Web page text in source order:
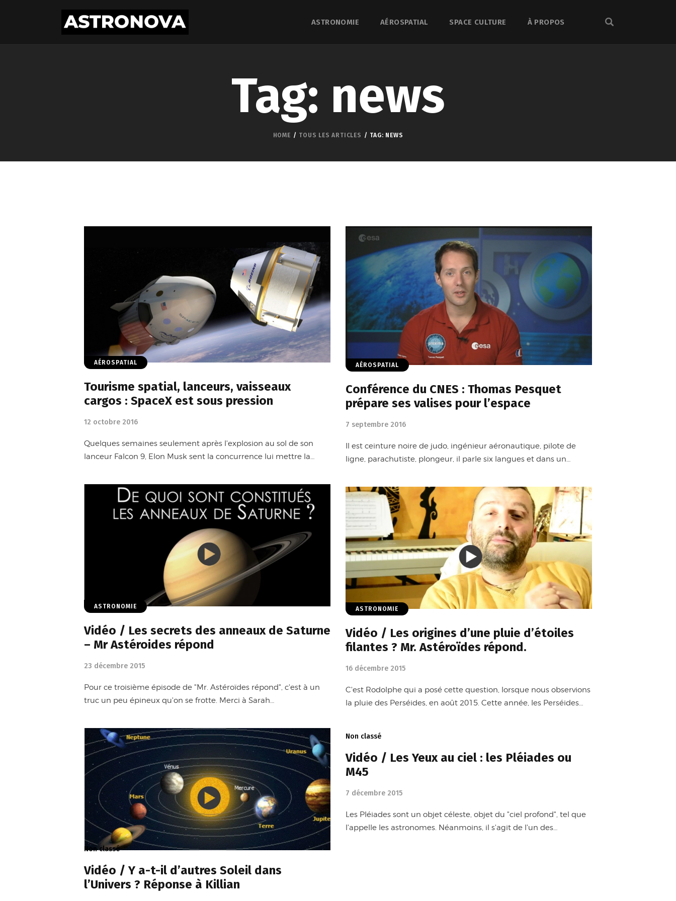
ASTRONOMIE AÉROSPATIAL SPACE CULTURE À PROPOS
Tag: news
HOME TOUS LES ARTICLES TAG: NEWS
AÉROSPATIAL
Tourisme spatial, lanceurs, vaisseaux
cargos : SpaceX est sous pression
12 octobre 2016
Quelques semaines seulement après l'explosion au sol de son
lanceur Falcon 9, Elon Musk sent la concurrence lui mettre la…
AÉROSPATIAL
Conférence du CNES : Thomas Pesquet
prépare ses valises pour l’espace
7 septembre 2016
Il est ceinture noire de judo, ingénieur aéronautique, pilote de
ligne, parachutiste, plongeur, il parle six langues et dans un…
ASTRONOMIE
Vidéo / Les secrets des anneaux de Saturne
– Mr Astéroides répond
23 décembre 2015
Pour ce troisième épisode de "Mr. Astéroïdes répond", c'est à un
truc un peu épineux qu'on se frotte. Merci à Sarah…
ASTRONOMIE
Vidéo / Les origines d’une pluie d’étoiles
filantes ? Mr. Astéroïdes répond.
16 décembre 2015
C'est Rodolphe qui a posé cette question, lorsque nous observions
la pluie des Perséides, en août 2015. Cette année, les Perséides…
Non classé
Vidéo / Y a-t-il d’autres Soleil dans
l’Univers ? Réponse à Killian
Non classé
Vidéo / Les Yeux au ciel : les Pléiades ou
M45
7 décembre 2015
Les Pléiades sont un objet céleste, objet du "ciel profond", tel que
l'appelle les astronomes. Néanmoins, il s'agit de l'un des…